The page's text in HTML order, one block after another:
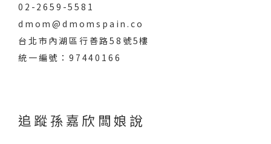
02-2659-5581
dmom@dmomspain.co
台北市內湖區行善路58號5樓
統一編號：97440166
追蹤孫嘉欣闆娘說